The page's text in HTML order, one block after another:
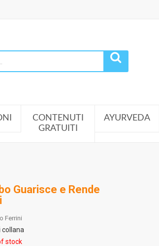
CONTENUTI
GRATUITI
AYURVEDA
Guarisce e Rende
Ferrini
collana
stock